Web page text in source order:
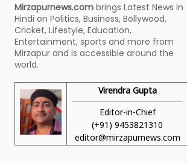
Mirzapurnews.com brings Latest News in
Hindi on Politics, Business, Bollywood,
Cricket, Lifestyle, Education,
Entertainment, sports and more from
Mirzapur and is accessible around the
world.
Virendra Gupta
Editor-in-Chief
(+91) 9453821310
editor@mirzapurnews.com